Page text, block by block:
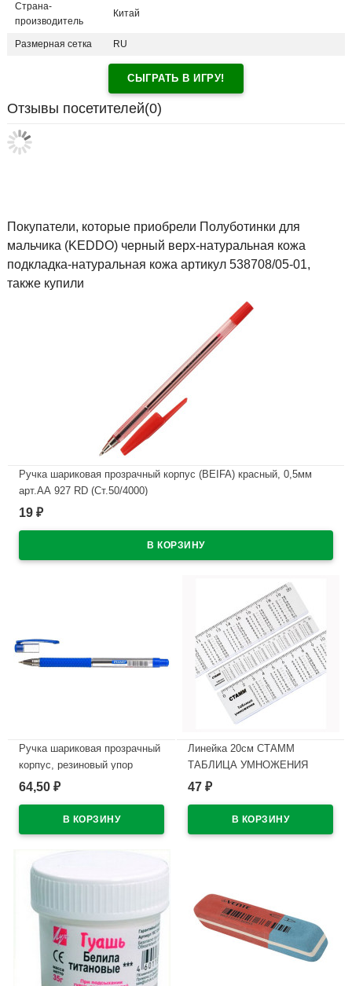
Страна-
производитель
Китай
Размерная сетка RU
СЫГРАТЬ В ИГРУ!
Отзывы посетителей(0)
Покупатели, которые приобрели Полуботинки для
мальчика (KEDDO) черный верх-натуральная кожа
подкладка-натуральная кожа артикул 538708/05-01,
также купили
Ручка шариковая прозрачный корпус (BEIFA) красный, 0,5мм
арт.АА 927 RD (Ст.50/4000)
В наличии
19 ₽
Ручка шариковая прозрачный
корпус, резиновый упор
(PIANO) синий, 0,5мм, игла,
64,50 ₽
Линейка 20см СТАММ
ТАБЛИЦА УМНОЖЕНИЯ
арт.ЛС02
47 ₽